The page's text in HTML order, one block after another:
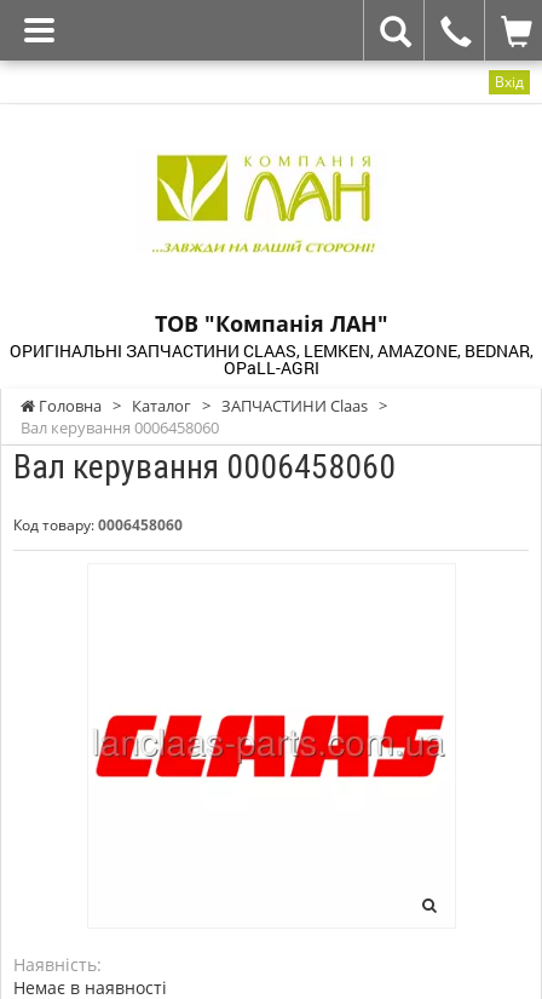
Вхід
ТОВ "Компанія ЛАН"
ОРИГІНАЛЬНІ ЗАПЧАСТИНИ CLAAS, LEMKEN, AMAZONE, BEDNAR,
OPaLL-AGRI
Головна > Каталог > ЗАПЧАСТИНИ Claas >
Вал керування 0006458060
Вал керування 0006458060
Код товару:0006458060
Наявність:
Немає в наявності